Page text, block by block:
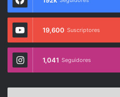
19,600 Suscriptores
1,041 Seguidores